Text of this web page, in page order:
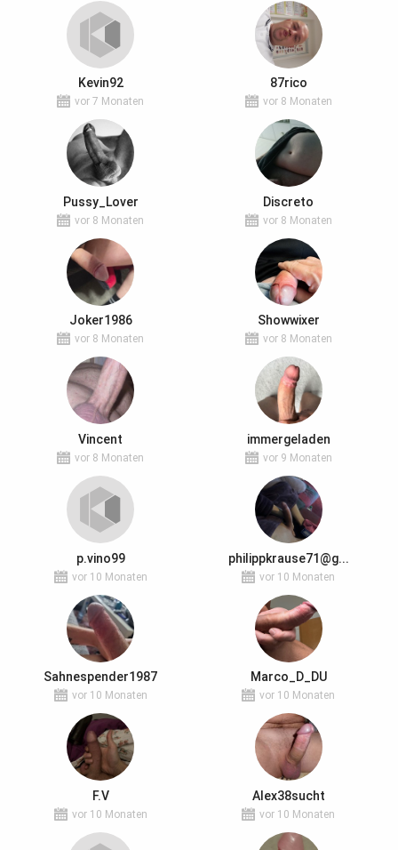
Kevin92
vor 7 Monaten
87rico
vor 8 Monaten
Pussy_Lover
vor 8 Monaten
Discreto
vor 8 Monaten
Joker1986
vor 8 Monaten
Showwixer
vor 8 Monaten
Vincent
vor 8 Monaten
immergeladen
vor 9 Monaten
p.vino99
vor 10 Monaten
philippkrause71@g...
vor 10 Monaten
Sahnespender1987
vor 10 Monaten
Marco_D_DU
vor 10 Monaten
F.V
vor 10 Monaten
Alex38sucht
vor 10 Monaten